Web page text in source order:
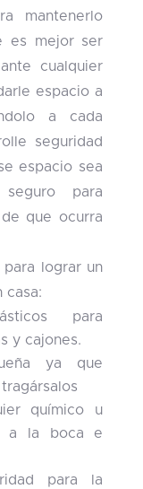
mantenerlo
es mejor ser
cualquier
espacio a
a cada
seguridad
espacio sea
para
que ocurra
lograr un
casa:
para
y cajones.
ya que
químico u
a la boca e
para la